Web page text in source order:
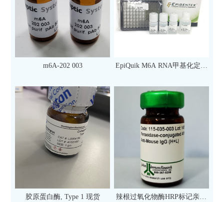
m6A-202 003
EpiQuik M6A RNA甲基化定量
次）
胶原蛋白酶, Type 1 现货
辣根过氧化物酶HRP标记亲和